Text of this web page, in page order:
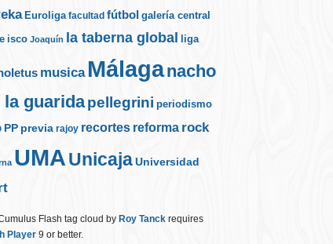
Euroliga facultad fútbol galería central
isco Joaquín la taberna global liga
musica Málaganacho
la guaridapellegrini periodismo
PP previa rajoy recortes reforma rock
UMA UnicajaUniversidad
Flash tag cloud by Roy Tanck requires
Player 9 or better.